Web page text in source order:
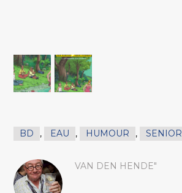
BD , EAU , HUMOUR , SENIOR
VAN DEN HENDE"